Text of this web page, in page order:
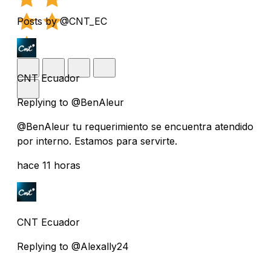
Posts by @CNT_EC
CNT Ecuador
Replying to @BenAleur
@BenAleur tu requerimiento se encuentra atendido
por interno. Estamos para servirte.
hace 11 horas
CNT Ecuador
Replying to @Alexally24